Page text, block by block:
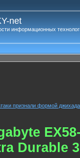
net
информационных
признали формой джихада
Durable 3